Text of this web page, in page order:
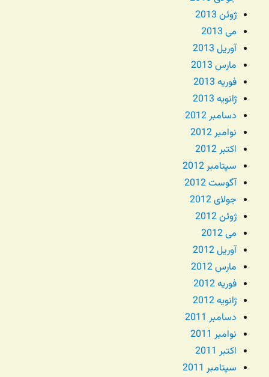
ژوئن 2013
می 2013
آوریل 2013
مارس 2013
فوریه 2013
ژانویه 2013
دسامبر 2012
نوامبر 2012
اکتبر 2012
سپتامبر 2012
آگوست 2012
جولای 2012
ژوئن 2012
می 2012
آوریل 2012
مارس 2012
فوریه 2012
ژانویه 2012
دسامبر 2011
نوامبر 2011
اکتبر 2011
سپتامبر 2011